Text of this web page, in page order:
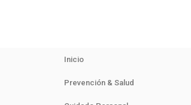
Inicio
Prevención & Salud